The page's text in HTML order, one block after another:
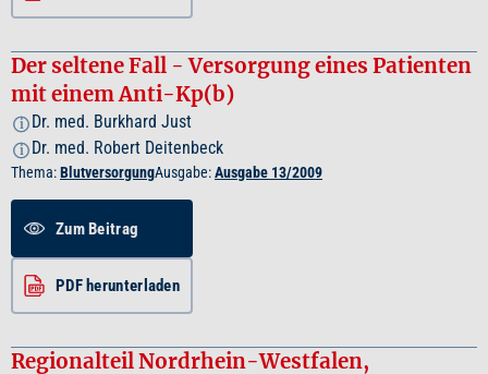
Der seltene Fall - Versorgung eines Patienten
mit einem Anti-Kp(b)
i Dr. med. Burkhard Just
i Dr. med. Robert Deitenbeck
Thema:BlutversorgungAusgabe:Ausgabe 13/2009
Zum Beitrag
PDF herunterladen
Regionalteil Nordrhein-Westfalen,